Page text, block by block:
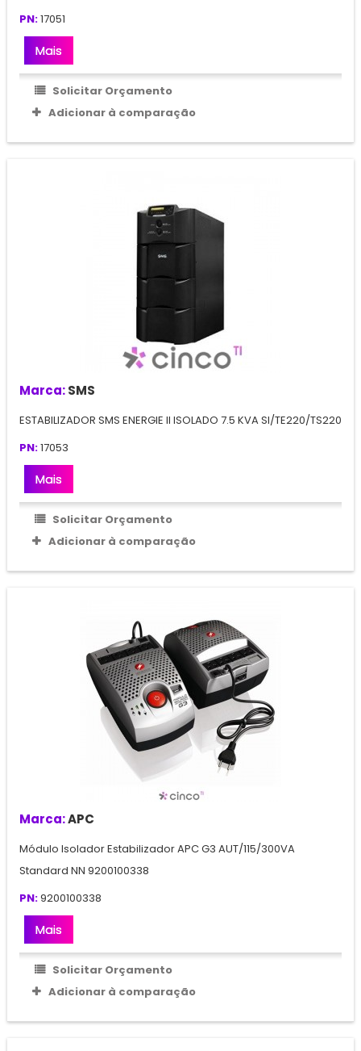
PN:17051
Mais
Solicitar Orçamento
Adicionar à comparação
Marca:SMS
ESTABILIZADOR SMS ENERGIE II ISOLADO 7.5 KVA SI/TE220/TS220
PN:17053
Mais
Solicitar Orçamento
Adicionar à comparação
Marca:APC
Módulo Isolador Estabilizador APC G3 AUT/115/300VA
Standard NN 9200100338
PN:9200100338
Mais
Solicitar Orçamento
Adicionar à comparação